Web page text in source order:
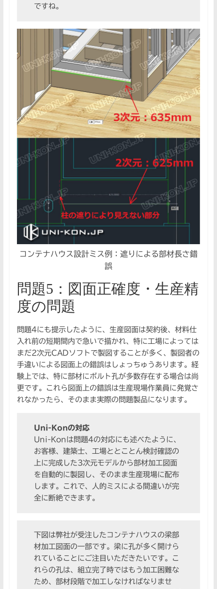
ですね。
コンテナハウス設計ミス例：遮りによる部材長さ錯
誤
問題5：図面正確度・生産精
度の問題
問題4にも提示したように、生産図面は契約後、材料仕
入れ前の短期間内で急いで描かれ、特に工場によっては
まだ2次元CADソフトで製図することが多く、製図者の
手違いによる図面上の錯誤はしょっちゅうあります。経
験上では、特に部材にボルト孔が多数存在する場合は尚
更です。これら図面上の錯誤は生産現場作業員に発覚さ
れなかったら、そのまま実際の問題製品になります。
Uni-Konの対応
Uni-Konは問題4の対応にも述べたように、
お客様、建築士、工場ととことん検討確認の
上に完成した3次元モデルから部材加工図面
を自動的に製図し、そのまま生産現場に配布
します。これで、人的ミスによる間違いが完
全に断絶できます。
下図は弊社が受注したコンテナハウスの梁部
材加工図面の一部です。梁に孔が多く開けら
れていることにご注目いただきたいです。こ
れらの孔は、組立完了時ではもう加工困難な
ため、部材段階で加工しなければなりませ